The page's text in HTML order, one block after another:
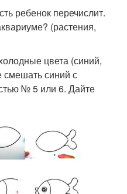
ребенок перечислит.
(растения,
цвета (синий,
смешать синий с
№ 5 или 6. Дайте